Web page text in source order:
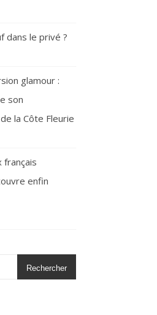
dans le privé ?
glamour :
son
la Côte Fleurie
français
enfin
Rechercher